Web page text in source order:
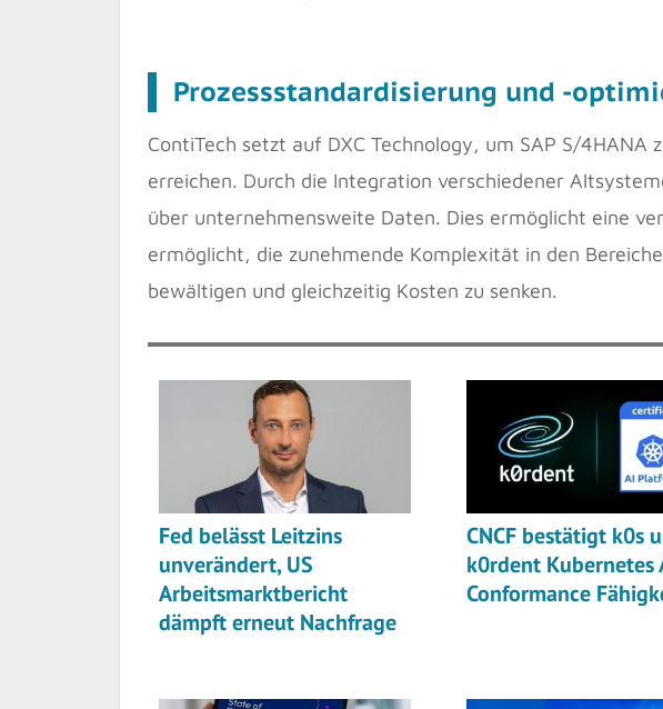
Prozessstandardisierung und -
ContiTech setzt auf DXC Technology, um SAP S/
erreichen. Durch die Integration verschiedener
über unternehmensweite Daten. Dies ermöglicht eine
ermöglicht, die zunehmende Komplexität in den
bewältigen und gleichzeitig Kosten zu senken.
Fed belässt Leitzins
unverändert, US
Arbeitsmarktbericht
dämpft erneut Nachfrage
CNCF bestätigt k0s
k0rdent Kubernetes
Conformance